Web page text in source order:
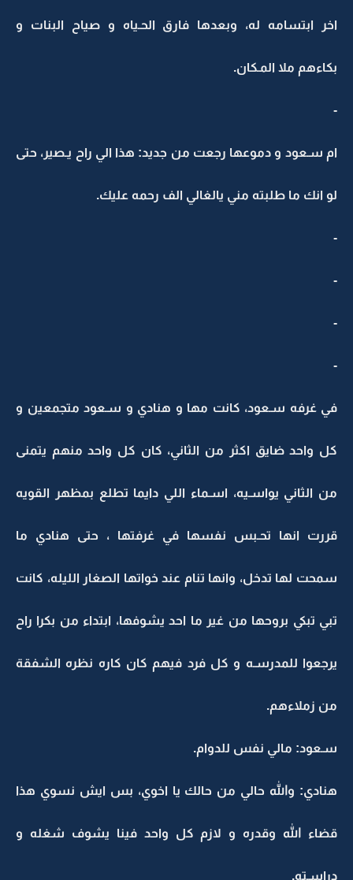
اخر ابتسامه له، وبعدها فارق الحـياه و صياح البنات و
بكاءهم ملا المـكان.
ام سـعود و دموعها رجعت من جديد: هذا الي راح يـصير، حتى
لو انك ما طلبته مني يالغالي الف رحمه عليك.
في غرفه سـعود، كانت مها و هنادي و سـعود متجمعين و
كل واحد ضايق اكثر من الثاني، كان كل واحد منهم يتمنى
من الثاني يواسـيه، اسـماء اللي دايما تطلع بمظهر القويه
قررت انها تحـبس نفسها في غرفتها ، حتى هنادي ما
سمحت لها تدخل، وانها تنام عند خواتها الصغار الليله، كانت
تبي تبكي بروحها من غير ما احد يشوفها، ابتداء من بكرا راح
يرجعوا للمدرسـه و كل فرد فيهم كان كاره نظره الشفقة
من زملاءهم.
سـعود: مالي نفس للدوام.
هنادي: والله حالي من حالك يا اخوي، بس ايش نسوي هذا
قضاء الله وقدره و لازم كل واحد فينا يشوف شغله و
دراسـته.